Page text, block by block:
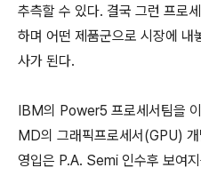
추측할 수 있다. 결국 그런 프로
하며 어떤 제품군으로 시장에 내
사가 된다.
IBM의 Power5 프로세서팀을
MD의 그래픽프로세서(GPU)
영입은 P.A. Semi 인수후 보여